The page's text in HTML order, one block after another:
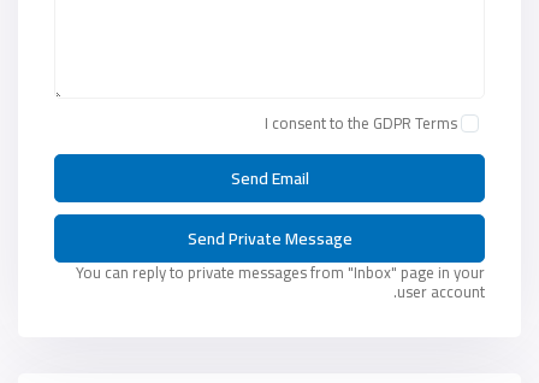
I consent to the GDPR Terms
You can reply to private messages from "Inbox" page in your
user account.